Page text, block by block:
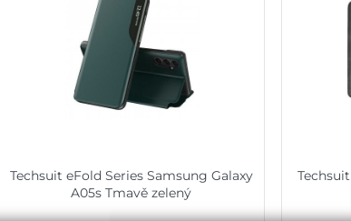
Techsuit eFold Series Samsung Galaxy
A05s Tmavě zelený